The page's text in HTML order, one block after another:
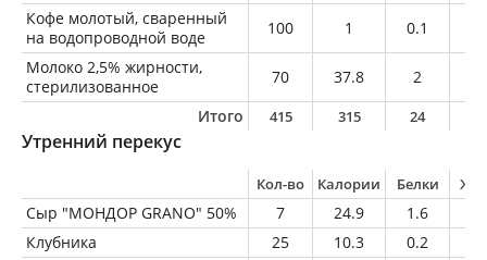
Кофе молотый, сваренный
на водопроводной воде
100 1 0.1
Молоко 2,5% жирности,
стерилизованное
70 37.8 2
Итого
415 315 24
Утренний перекус
Кол-во Калории Белки
Сыр "МОНДОР GRANO" 50% 7 24.9 1.6
Клубника
25 10.3 0.2